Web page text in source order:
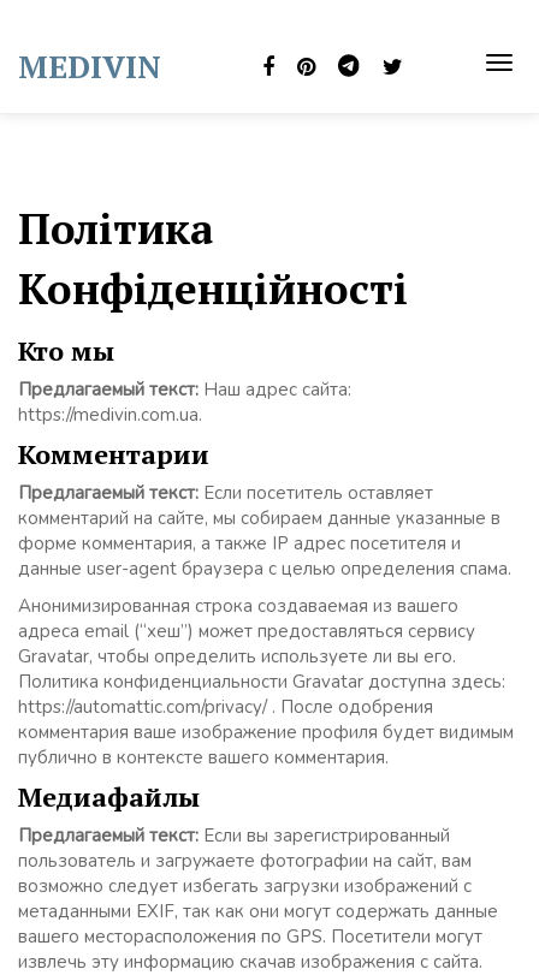
content
MEDIVIN
Політика
Конфіденційності
Кто мы
Предлагаемый текст: Наш адрес сайта:
https://medivin.com.ua.
Комментарии
Предлагаемый текст: Если посетитель оставляет
комментарий на сайте, мы собираем данные указанные в
форме комментария, а также IP адрес посетителя и
данные user-agent браузера с целью определения спама.
Анонимизированная строка создаваемая из вашего
адреса email (“хеш”) может предоставляться сервису
Gravatar, чтобы определить используете ли вы его.
Политика конфиденциальности Gravatar доступна здесь:
https://automattic.com/privacy/ . После одобрения
комментария ваше изображение профиля будет видимым
публично в контексте вашего комментария.
Медиафайлы
Предлагаемый текст: Если вы зарегистрированный
пользователь и загружаете фотографии на сайт, вам
возможно следует избегать загрузки изображений с
метаданными EXIF, так как они могут содержать данные
вашего месторасположения по GPS. Посетители могут
извлечь эту информацию скачав изображения с сайта.